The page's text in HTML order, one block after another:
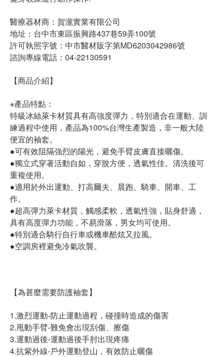
醫療器材商：賀瀧實業有限公司
地址：台中市東區振興路437巷59弄100號
許可執照字號：中市醫材販字第MD6203042986號
諮詢專線電話：04-22130591
【商品介紹】
※產品特點：
特級冰絲萊卡材質具有高強度彈力，特別適合在運動、訓
練過程中使用，產品為100%台灣生產製造，非一般大陸
便宜的袖套。
●可有效阻隔強烈的陽光，避免手臂皮膚直接曬傷。
●獨立式穿著活動自如，穿脫方便，透氣性佳。清洗後可
重複使用。
●適用於外出運動、打高爾夫、晨跑、騎車、開車、工
作。
●超高彈力萊卡材質，觸感柔軟，透氣性強，貼身舒適，
具有高度彈力功能，不易滑落，男女均可使用。
●特別適合騎行自行車或機車酷炫又拉風。
●空調房裡避免冷氣吹襲。
【為甚麼需要防護袖套】
1.激烈運動-防止運動過程，碰撞時造成的傷害
2.甩動手臂-難免會出現刮傷、擦傷
3.運動過後-運動過後手肘出現疼痛
4.抗紫外線-戶外運動登山，有效防止曬傷